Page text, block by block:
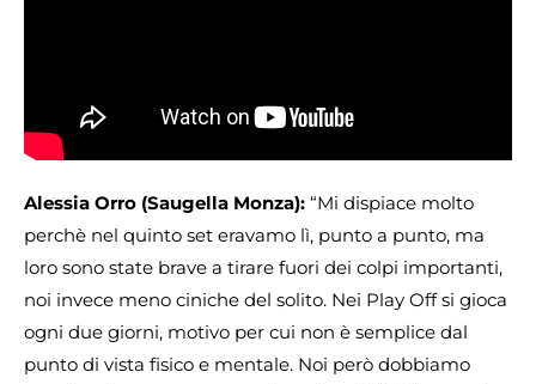
Alessia Orro (Saugella Monza): “Mi dispiace molto
perchè nel quinto set eravamo lì, punto a punto, ma
loro sono state brave a tirare fuori dei colpi importanti,
noi invece meno ciniche del solito. Nei Play Off si gioca
ogni due giorni, motivo per cui non è semplice dal
punto di vista fisico e mentale. Noi però dobbiamo